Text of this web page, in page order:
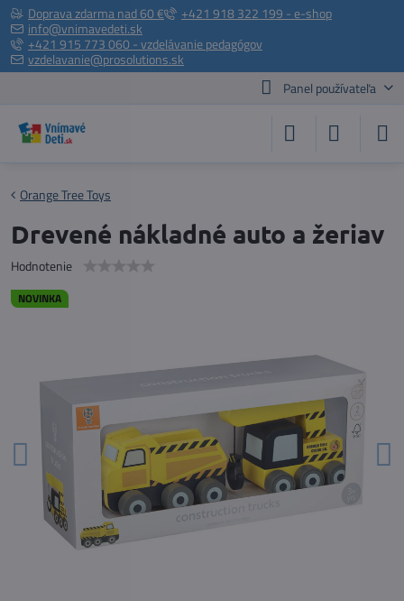
Doprava zdarma nad 60 €
+421 918 322 199 - e-shop
info@vnimavedeti.sk
+421 915 773 060 - vzdelávanie pedagógov
vzdelavanie@prosolutions.sk
Panel používateľa
NOVINKA
Orange Tree Toys
Drevené nákladné auto a žeriav
Hodnotenie